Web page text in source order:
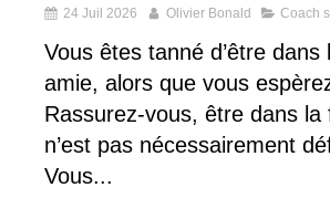
24 Juil 2026 Olivier Bonald Coach
Vous êtes tanné d’être dans
amie, alors que vous
Rassurez-vous, être dans la
n’est pas nécessairement
Vous...